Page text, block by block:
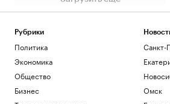
Рубрики
Политика
Экономика
Общество
Бизнес
Санкт-
Омск